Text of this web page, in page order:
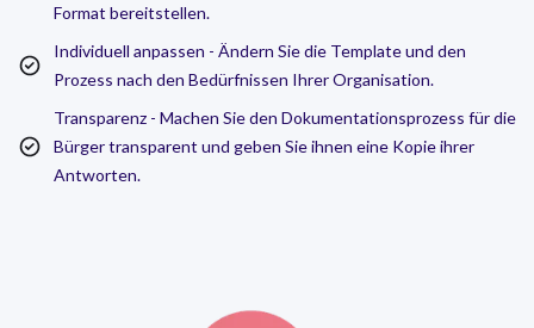
Format bereitstellen.
Individuell anpassen - Ändern Sie die Template und den
Prozess nach den Bedürfnissen Ihrer Organisation.
Transparenz - Machen Sie den Dokumentationsprozess für die
Bürger transparent und geben Sie ihnen eine Kopie ihrer
Antworten.